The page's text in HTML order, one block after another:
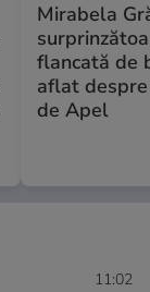
Mirabela
flancată de
aflat
de Apel
11:02